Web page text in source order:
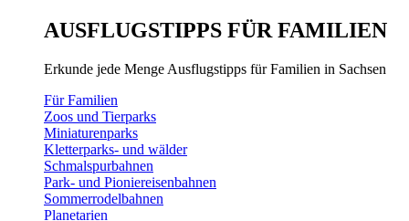
AUSFLUGSTIPPS FÜR FAMILIEN
Erkunde jede Menge Ausflugstipps für Familien in Sachsen
Für Familien
Zoos und Tierparks
Miniaturenparks
Kletterparks- und wälder
Schmalspurbahnen
Park- und Pioniereisenbahnen
Sommerrodelbahnen
Planetarien